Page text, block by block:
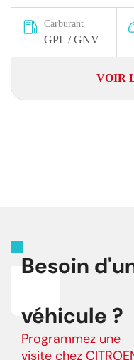
Carburant
GPL / GNV
VOIR
Besoin
véhicule ?
Programmez une
visite chez